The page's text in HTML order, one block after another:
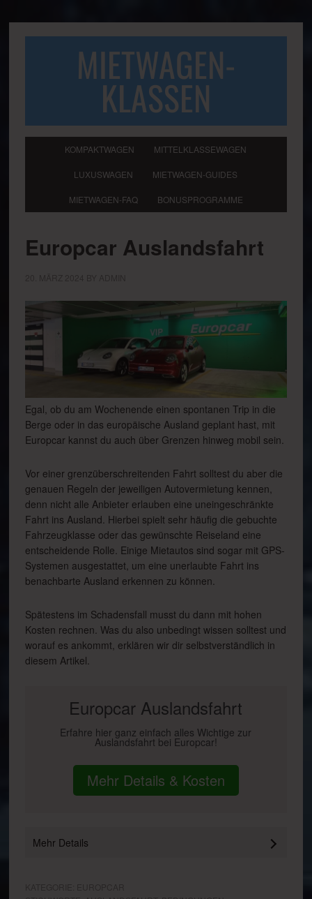
MIETWAGEN-
KLASSEN
KOMPAKTWAGEN MITTELKLASSEWAGEN
LUXUSWAGEN MIETWAGEN-GUIDES
MIETWAGEN-FAQ BONUSPROGRAMME
Europcar Auslandsfahrt
Egal, ob du am Wochenende einen spontanen Trip in die
Berge oder in das europäische Ausland geplant hast, mit
Europcar kannst du auch über Grenzen hinweg mobil sein.
Vor einer grenzüberschreitenden Fahrt solltest du aber die
genauen Regeln der jeweiligen Autovermietung kennen,
denn nicht alle Anbieter erlauben eine uneingeschränkte
Fahrt ins Ausland. Hierbei spielt sehr häufig die gebuchte
Fahrzeugklasse oder das gewünschte Reiseland eine
entscheidende Rolle. Einige Mietautos sind sogar mit GPS-
Systemen ausgestattet, um eine unerlaubte Fahrt ins
benachbarte Ausland erkennen zu können.
Spätestens im Schadensfall musst du dann mit hohen
Kosten rechnen. Was du also unbedingt wissen solltest und
worauf es ankommt, erklären wir dir selbstverständlich in
diesem Artikel.
Europcar Auslandsfahrt
Erfahre hier ganz einfach alles Wichtige zur
Auslandsfahrt bei Europcar!
Mehr Details & Kosten
Mehr Details